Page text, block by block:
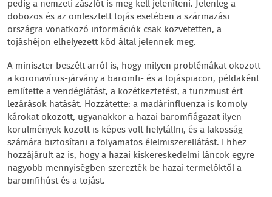
pedig a nemzeti zászlót is meg kell jeleníteni. Jelenleg a
dobozos és az ömlesztett tojás esetében a származási
országra vonatkozó információk csak közvetetten, a
tojáshéjon elhelyezett kód által jelennek meg.
A miniszter beszélt arról is, hogy milyen problémákat okozott
a koronavírus-járvány a baromfi- és a tojáspiacon, példaként
említette a vendéglátást, a közétkeztetést, a turizmust ért
lezárások hatását. Hozzátette: a madárinfluenza is komoly
károkat okozott, ugyanakkor a hazai baromfiágazat ilyen
körülmények között is képes volt helytállni, és a lakosság
számára biztosítani a folyamatos élelmiszerellátást. Ehhez
hozzájárult az is, hogy a hazai kiskereskedelmi láncok egyre
nagyobb mennyiségben szerezték be hazai termelőktől a
baromfihúst és a tojást.